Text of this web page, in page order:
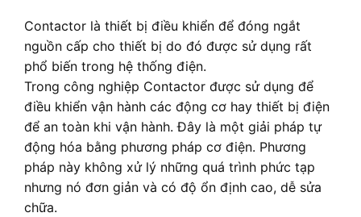
Contactor là thiết bị điều khiển để đóng ngắt
nguồn cấp cho thiết bị do đó được sử dụng rất
phổ biến trong hệ thống điện.
Trong công nghiệp Contactor được sử dụng để
điều khiển vận hành các động cơ hay thiết bị điện
để an toàn khi vận hành. Đây là một giải pháp tự
động hóa bằng phương pháp cơ điện. Phương
pháp này không xử lý những quá trình phức tạp
nhưng nó đơn giản và có độ ổn định cao, dễ sửa
chữa.